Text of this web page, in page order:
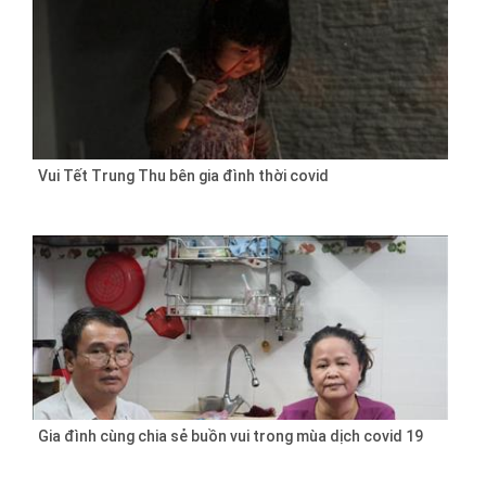
Vui Tết Trung Thu bên gia đình thời covid
Gia đình cùng chia sẻ buồn vui trong mùa dịch covid 19